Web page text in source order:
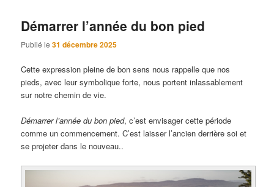
Démarrer l’année du bon pied
Publié le31 décembre 2025
Cette expression pleine de bon sens nous rappelle que nos
pieds, avec leur symbolique forte, nous portent inlassablement
sur notre chemin de vie.
Démarrer l’année du bon pied, c’est envisager cette période
comme un commencement. C’est laisser l’ancien derrière soi et
se projeter dans le nouveau..